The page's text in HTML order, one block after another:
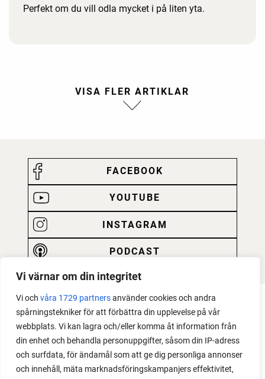
Vi värnar om din integritet
Vi och våra 1729 partnersanvänder cookies och andra
spårningstekniker för att förbättra din upplevelse på vår
webbplats. Vi kan lagra och/eller komma åt information från
din enhet och behandla personuppgifter, såsom din IP-adress
och surfdata, för ändamål som att ge dig personliga annonser
och innehåll, mäta marknadsföringskampanjers effektivitet,
Perfekt om du vill odla mycket i på liten yta.
FACEBOOK
YOUTUBE
INSTAGRAM
PODCAST